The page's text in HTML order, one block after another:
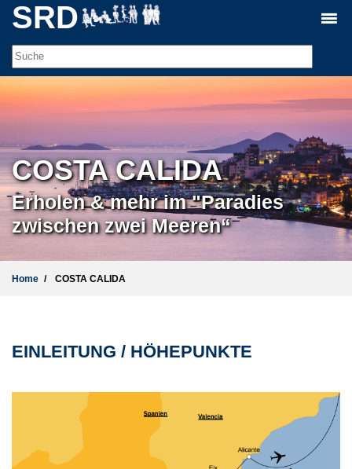
SRD
COSTA CALIDA
Erholen & mehr im "Paradies
zwischen zwei Meeren“
Home COSTA CALIDA
EINLEITUNG / HÖHEPUNKTE